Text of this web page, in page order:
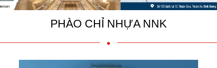
PHÀO CHỈ NHỰA NNK